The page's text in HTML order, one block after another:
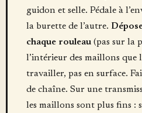
guidon et selle. Pédale à
la burette de l’autre.
chaque rouleau(pas sur la
l’intérieur des maillons
travailler, pas en surface.
de chaîne. Sur une
les maillons sont plus fins :